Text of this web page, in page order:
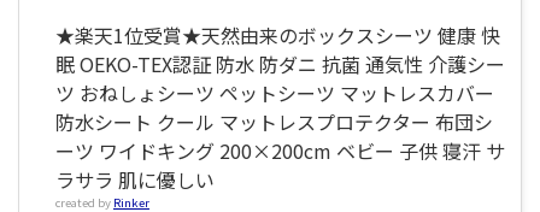
★楽天1位受賞★天然由来のボックスシーツ 健康 快
眠 OEKO-TEX認証 防水 防ダニ 抗菌 通気性 介護シー
ツ おねしょシーツ ペットシーツ マットレスカバー
防水シート クール マットレスプロテクター 布団シ
ーツ ワイドキング 200×200cm ベビー 子供 寝汗 サ
ラサラ 肌に優しい
created by Rinker